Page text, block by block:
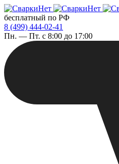
бесплатный по РФ
8 (499) 444-02-41
Пн. — Пт. с 8:00 до 17:00